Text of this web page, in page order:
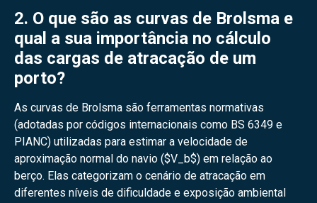
2. O que são as curvas de Brolsma e
qual a sua importância no cálculo
das cargas de atracação de um
porto?
As curvas de Brolsma são ferramentas normativas
(adotadas por códigos internacionais como BS 6349 e
PIANC) utilizadas para estimar a velocidade de
aproximação normal do navio ($V_b$) em relação ao
berço. Elas categorizam o cenário de atracação em
diferentes níveis de dificuldade e exposição ambiental